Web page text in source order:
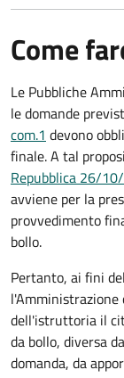
Come
Le Pubbliche
le domande
com.1 devono
finale. A tal
Repubblica 26/
avviene per la
provvedimento
bollo.
Pertanto, ai fini
dell'istruttoria il
da bollo, diversa
domanda, da